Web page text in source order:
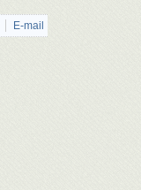
E-mail